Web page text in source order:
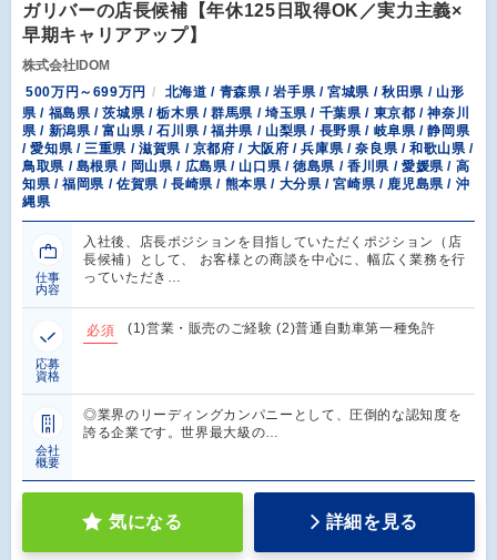
ガリバーの店長候補【年休125日取得OK／実力主義×
早期キャリアアップ】
株式会社IDOM
500万円～699万円
北海道 / 青森県 / 岩手県 / 宮城県 / 秋田県 / 山形
県 / 福島県 / 茨城県 / 栃木県 / 群馬県 / 埼玉県 / 千葉県 / 東京都 / 神奈川
県 / 新潟県 / 富山県 / 石川県 / 福井県 / 山梨県 / 長野県 / 岐阜県 / 静岡県
/ 愛知県 / 三重県 / 滋賀県 / 京都府 / 大阪府 / 兵庫県 / 奈良県 / 和歌山県 /
鳥取県 / 島根県 / 岡山県 / 広島県 / 山口県 / 徳島県 / 香川県 / 愛媛県 / 高
知県 / 福岡県 / 佐賀県 / 長崎県 / 熊本県 / 大分県 / 宮崎県 / 鹿児島県 / 沖
縄県
仕事
内容
入社後、店長ポジションを目指していただくポジション（店
長候補）として、 お客様との商談を中心に、幅広く業務を行
っていただき…
応募
資格
必須 (1)営業・販売のご経験 (2)普通自動車第一種免許
会社
概要
◎業界のリーディングカンパニーとして、圧倒的な認知度を
誇る企業です。世界最大級の…
気になる 詳細を見る